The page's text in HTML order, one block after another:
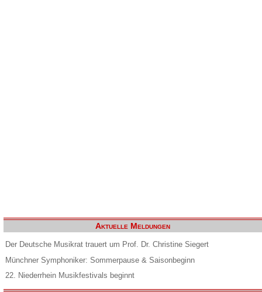
Aktuelle Meldungen
Der Deutsche Musikrat trauert um Prof. Dr. Christine Siegert
Münchner Symphoniker: Sommerpause & Saisonbeginn
22. Niederrhein Musikfestivals beginnt